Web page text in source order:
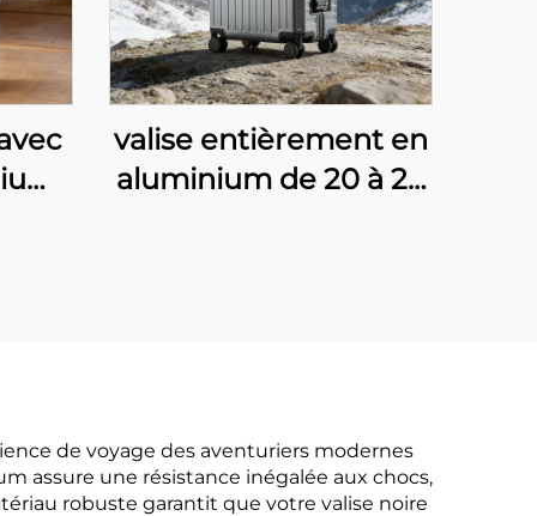
valise entièrement en
aluminium de 20 à 28
glissière, bagages
métalliques avec
de voyage des aventuriers modernes
assure une résistance inégalée aux chocs,
robuste garantit que votre valise noire